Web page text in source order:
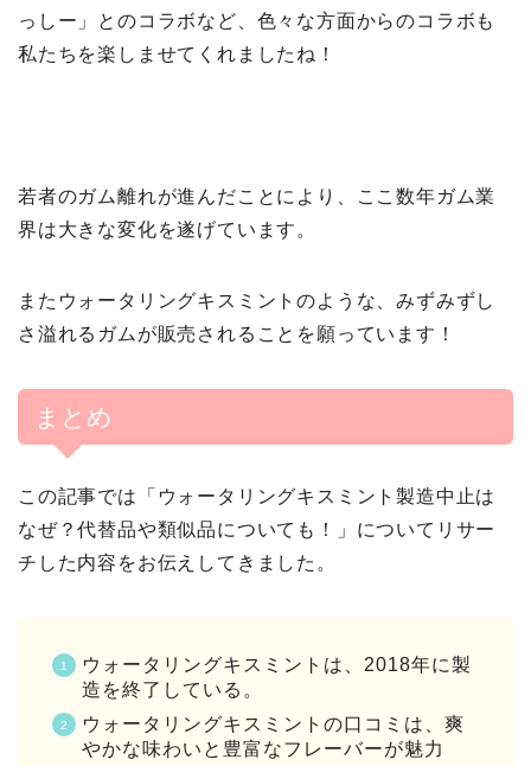
っしー」とのコラボなど、色々な方面からのコラボも
私たちを楽しませてくれましたね！
若者のガム離れが進んだことにより、ここ数年ガム業
界は大きな変化を遂げています。
またウォータリングキスミントのような、みずみずし
さ溢れるガムが販売されることを願っています！
まとめ
この記事では「ウォータリングキスミント製造中止は
なぜ？代替品や類似品についても！」についてリサー
チした内容をお伝えしてきました。
ウォータリングキスミントは、2018年に製
造を終了している。
ウォータリングキスミントの口コミは、爽
やかな味わいと豊富なフレーバーが魅力